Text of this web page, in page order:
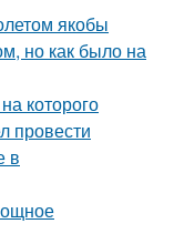
якобы
но как было на
которого
провести
в